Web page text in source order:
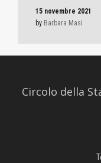
15 novembre 2021
by Barbara Masi
Circolo della